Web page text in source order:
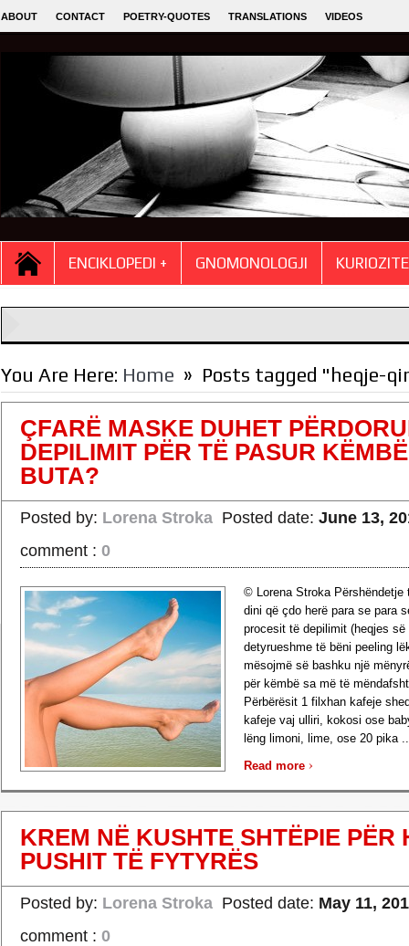
ABOUT CONTACT POETRY-QUOTES TRANSLATIONS VIDEOS
ENCIKLOPEDI + GNOMONOLOGJI
You Are Here: Home » Posts tagged "heqje-
ÇFARË MASKE DUHET
DEPILIMIT PËR TË PASUR
BUTA?
Posted by: Lorena Stroka Posted date: June 13,
comment : 0
© Lorena Stroka Përshëndetje
dini që çdo herë para se para
procesit të depilimit (heqjes
detyrueshme të bëni peeling
mësojmë së bashku një
për këmbë sa më të
Përbërësit 1 filxhan kafeje
kafeje vaj ulliri, kokosi ose
lëng limoni, lime, ose 20 pika
Read more ›
KREM NË KUSHTE SHTËPIE PËR
PUSHIT TË FYTYRËS
Posted by: Lorena Stroka Posted date: May 11,
comment : 0